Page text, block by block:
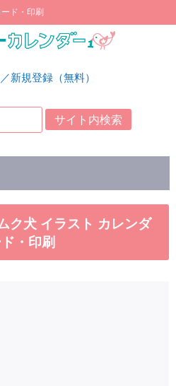
ド・印刷
新規登録（無料）
犬 イラスト カレンダ
・印刷